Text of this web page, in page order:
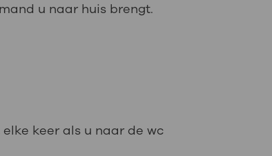
u naar huis brengt.
keer als u naar de wc